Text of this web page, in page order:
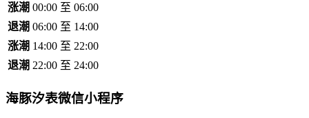
涨潮 00:00 至 06:00
退潮 06:00 至 14:00
涨潮 14:00 至 22:00
退潮 22:00 至 24:00
海豚汐表微信小程序